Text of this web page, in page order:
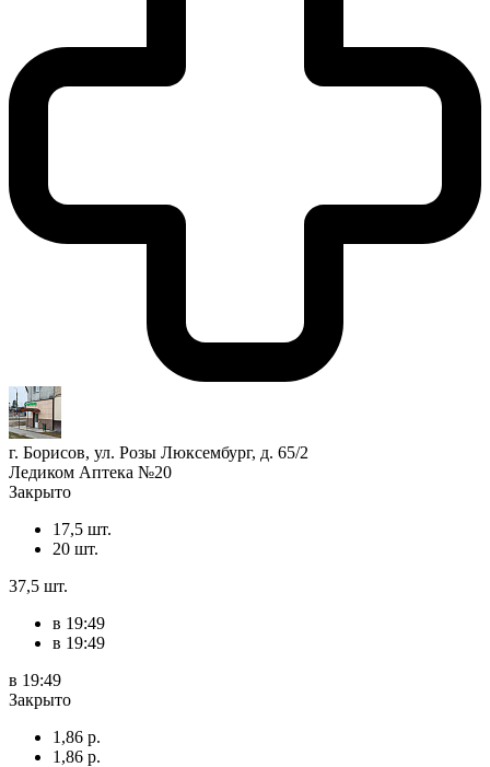
г. Борисов, ул. Розы Люксембург, д. 65/2
Ледиком Аптека №20
Закрыто
17,5 шт.
20 шт.
37,5 шт.
в 19:49
в 19:49
в 19:49
Закрыто
1,86 р.
1,86 р.